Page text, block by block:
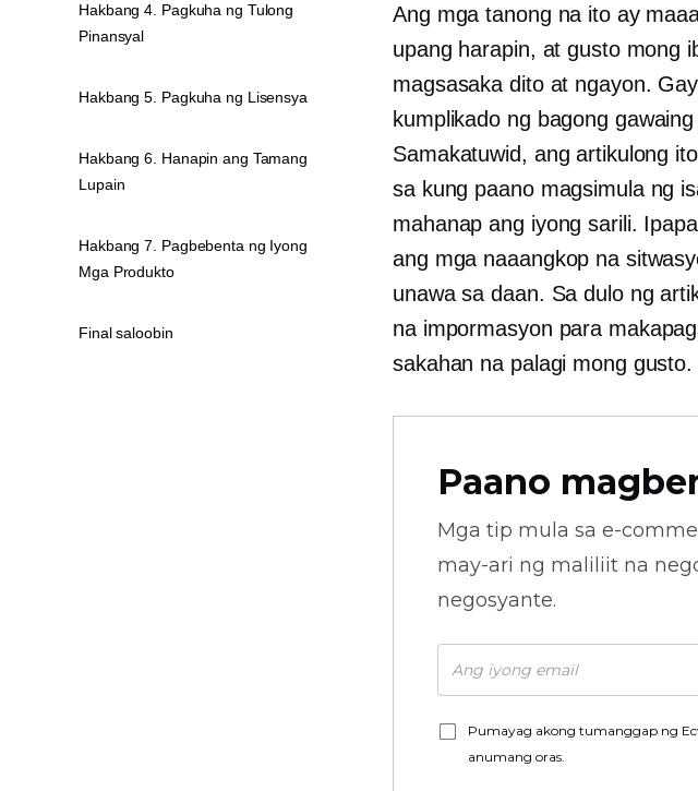
Ang mga tanong na ito ay
upang harapin, at gusto mong
magsasaka dito at ngayon.
kumplikado ng bagong
Samakatuwid, ang artikulong
sa kung paano magsimula ng
mahanap ang iyong sarili.
ang mga naaangkop na
unawa sa daan. Sa dulo ng
na impormasyon para
sakahan na palagi mong
Paano
Mga tip mula sa e-
may-ari ng maliliit na
negosyante.
Pumayag akong tumanggap ng
anumang oras.
Hakbang 4. Pagkuha ng Tulong
Pinansyal
Hakbang 5. Pagkuha ng Lisensya
Hakbang 6. Hanapin ang Tamang
Lupain
Hakbang 7. Pagbebenta ng Iyong
Mga Produkto
Final saloobin